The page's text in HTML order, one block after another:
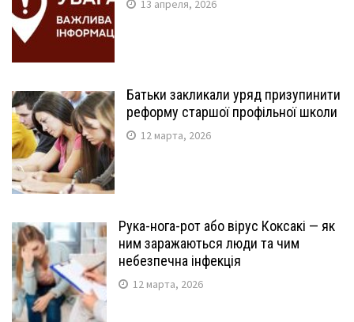
13 апреля, 2026
Батьки закликали уряд призупинити
реформу старшої профільної школи
12 марта, 2026
Рука-нога-рот або вірус Коксакі — як
ним заражаються люди та чим
небезпечна інфекція
12 марта, 2026